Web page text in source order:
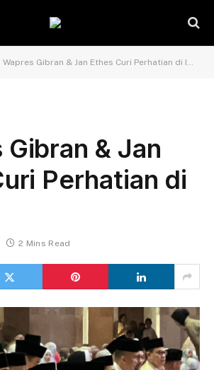
Wapres Gibran & Jan Ethes Curi Perhatian di Istiqlal!
Gibran & Jan
Perhatian di
2 Mins Read